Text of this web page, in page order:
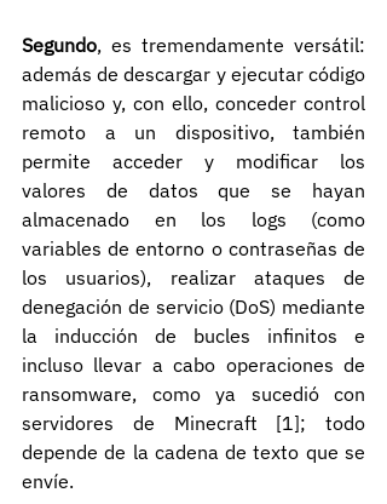
Segundo, es tremendamente versátil:
además de descargar y ejecutar código
malicioso y, con ello, conceder control
remoto a un dispositivo, también
permite acceder y modificar los
valores de datos que se hayan
almacenado en los logs (como
variables de entorno o contraseñas de
los usuarios), realizar ataques de
denegación de servicio (DoS) mediante
la inducción de bucles infinitos e
incluso llevar a cabo operaciones de
ransomware, como ya sucedió con
servidores de Minecraft [1]; todo
depende de la cadena de texto que se
envíe.